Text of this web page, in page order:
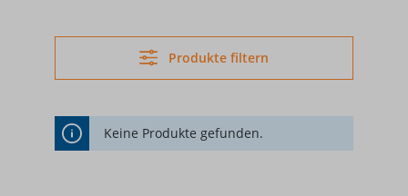
Produkte filtern
Keine Produkte gefunden.